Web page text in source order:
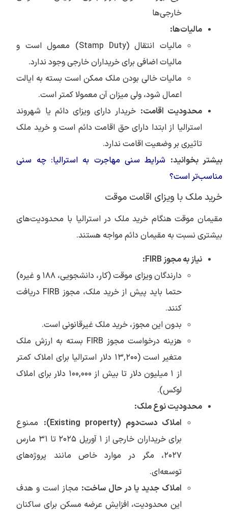
خارجی‌ها
مالیات‌ها:
مالیات انتقال (Stamp Duty) معمول است و
مالیات اضافی برای خریداران خارجی وجود ندارد.
مالیات خالی بودن ملک ممکن است بسته به ایالت
اعمال شود، ولی میزان آن معمولا کمتر است.
محدودیت اقامت: خریدار دارای ویزای دائم یا شهروند
استرالیا از ابتدا دارای حق اقامت دائم است و خرید ملک
تاثیری بر وضعیت اقامت ندارد.
بیشتر بخوانید: شرایط سنی مهاجرت به استرالیا: چه سنی
مناسب‌تر است؟
خرید ملک با ویزای اقامت موقت
مقیمان موقت هنگام خرید ملک در استرالیا با محدودیت‌های
بیشتری نسبت به مقیمان دائم مواجه هستند.
نیاز به مجوز FIRB:
دارندگان ویزای موقت (کار، دانشجویی، ۱۸۸ و غیره)
حتما باید پیش از خرید ملک، مجوز FIRB دریافت
کنند.
بدون این مجوز، خرید ملک غیرقانونی است.
هزینه درخواست مجوز FIRB بسته به ارزش ملک
متغیر است (۱۳,۲۰۰ دلار استرالیا برای املاک کمتر
از ۱ میلیون دلار تا بیش از ۱۰۰,۰۰۰ دلار برای املاک
لوکس).
محدودیت نوع ملک:
املاک دست‌دوم (Existing property):
ممنوع
برای خریداران خارجی از ۱ آوریل ۲۰۲۵ تا ۳۱ مارس
۲۰۲۷، مگر در موارد خاص مانند پروژه‌های
توسعه‌ای.
املاک جدید یا در حال ساخت: مجاز است و هدف
این محدودیت، افزایش عرضه مسکن برای ساکنان